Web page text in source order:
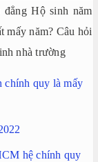
Hộ sinh năm
mấy năm? Câu hỏi
nhà trường
chính quy là mấy
hệ chính quy